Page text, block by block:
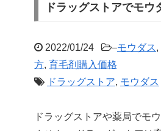
ドラッグストアでモウ
2022/01/24 –モウダス,
方, 育毛剤購入価格
ドラッグストア, モウダス
ドラッグストアや薬局でモ